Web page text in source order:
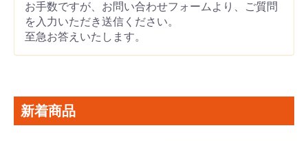
お手数ですが、お問い合わせフォームより、ご質問
を入力いただき送信ください。
至急お答えいたします。
新着商品